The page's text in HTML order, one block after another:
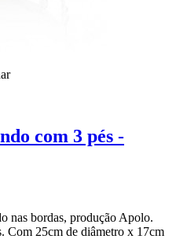
com 3 pés -
nas bordas, produção Apolo.
Com 25cm de diâmetro x 17cm